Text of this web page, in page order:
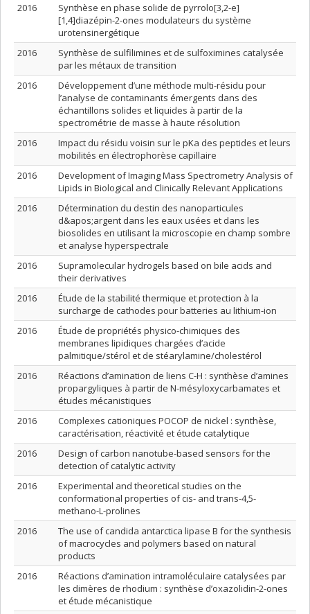
2016
Synthèse en phase solide de pyrrolo[3,2-e]
[1,4]diazépin-2-ones modulateurs du système
urotensinergétique
2016
Synthèse de sulfilimines et de sulfoximines catalysée
par les métaux de transition
2016
Développement d’une méthode multi-résidu pour
l’analyse de contaminants émergents dans des
échantillons solides et liquides à partir de la
spectrométrie de masse à haute résolution
2016
Impact du résidu voisin sur le pKa des peptides et leurs
mobilités en électrophorèse capillaire
2016
Development of Imaging Mass Spectrometry Analysis of
Lipids in Biological and Clinically Relevant Applications
2016
Détermination du destin des nanoparticules
d&apos;argent dans les eaux usées et dans les
biosolides en utilisant la microscopie en champ sombre
et analyse hyperspectrale
2016
Supramolecular hydrogels based on bile acids and
their derivatives
2016
Étude de la stabilité thermique et protection à la
surcharge de cathodes pour batteries au lithium-ion
2016
Étude de propriétés physico-chimiques des
membranes lipidiques chargées d’acide
palmitique/stérol et de stéarylamine/cholestérol
2016
Réactions d’amination de liens C-H : synthèse d’amines
propargyliques à partir de N-mésyloxycarbamates et
études mécanistiques
2016
Complexes cationiques POCOP de nickel : synthèse,
caractérisation, réactivité et étude catalytique
2016
Design of carbon nanotube-based sensors for the
detection of catalytic activity
2016
Experimental and theoretical studies on the
conformational properties of cis- and trans-4,5-
methano-L-prolines
2016
The use of candida antarctica lipase B for the synthesis
of macrocycles and polymers based on natural
products
2016
Réactions d’amination intramoléculaire catalysées par
les dimères de rhodium : synthèse d’oxazolidin-2-ones
et étude mécanistique